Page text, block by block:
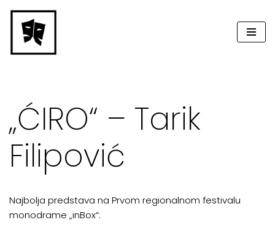
Skip
„ĆIRO“ – Tarik
Filipović
Najbolja predstava na Prvom regionalnom festivalu
monodrame „inBox“: